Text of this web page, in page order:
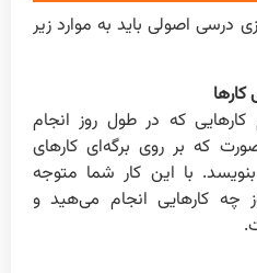
درسی اصولی باید به موارد زیر
کارهایی که در طول روز انجام
که بر روی برگه‌ای کارهای
بنویسد. با این کار شما متوجه
کارهایی انجام می‌هید و